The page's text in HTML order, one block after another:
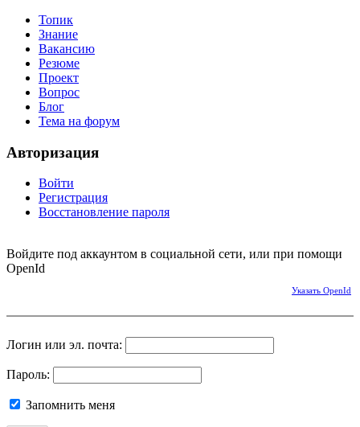
Топик
Знание
Вакансию
Резюме
Проект
Вопрос
Блог
Тема на форум
Авторизация
Войти
Регистрация
Восстановление пароля
Войдите под аккаунтом в социальной сети, или при помощи
OpenId
Указать OpenId
Логин или эл. почта:
Пароль:
Запомнить меня